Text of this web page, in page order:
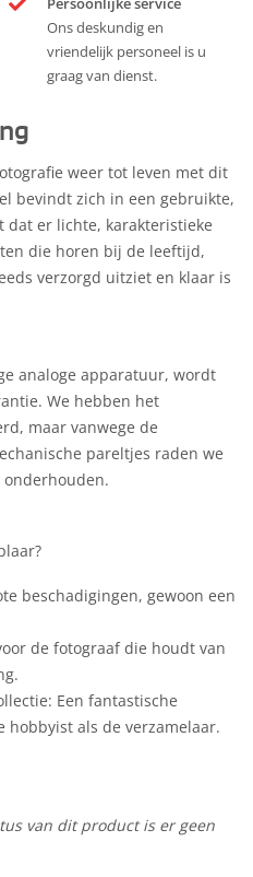
Persoonlijke service
Ons deskundig en
vriendelijk personeel is u
graag van dienst.
weer tot leven met dit
bevindt zich in een gebruikte,
dat er lichte, karakteristieke
die horen bij de leeftijd,
verzorgd uitziet en klaar is
analoge apparatuur, wordt
We hebben het
maar vanwege de
pareltjes raden we
beschadigingen, gewoon een
de fotograaf die houdt van
Een fantastische
hobbyist als de verzamelaar.
van dit product is er geen